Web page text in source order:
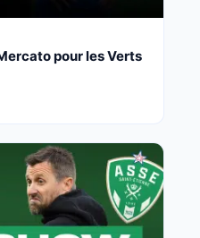
pour les Verts